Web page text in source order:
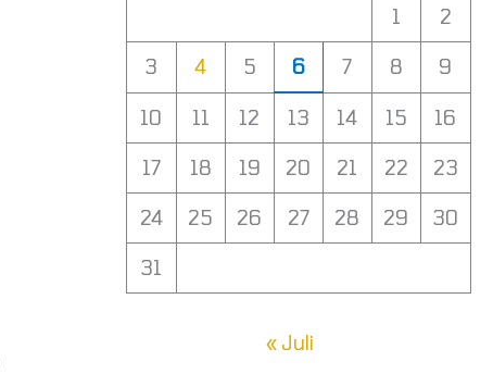
1 2
3 4 5 6 7 8 9
10 11 12 13 14 15 16
17 18 19 20 21 22 23
24 25 26 27 28 29 30
31
« Juli